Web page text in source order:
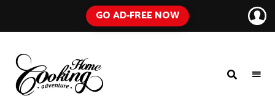
GO AD-FREE NOW